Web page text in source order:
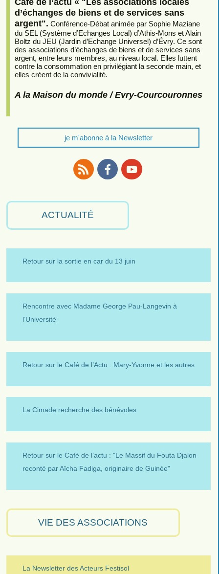
d’échanges de biens et de services sans
argent". Conférence-Débat animée par Sophie Maziane
du SEL (Système d’Echanges Local) d’Athis-Mons et Alain
Boltz du JEU (Jardin d’Echange Universel) d’Évry. Ce sont
des associations d’échanges de biens et de services sans
argent, entre leurs membres, au niveau local. Elles luttent
contre la consommation en privilégiant la seconde main, et
elles créent de la convivialité.
A la Maison du monde / Evry-Courcouronnes
je m'abonne à la Newsletter
ACTUALITÉ
Retour sur la sortie en car du 13 juin
Rencontre avec Madame George Pau-Langevin à
l’Université
Retour sur le Café de l’Actu : Mary-Yvonne et les autres
La Cimade recherche des bénévoles
Retour sur le Café de l’actu : "Le Massif du Fouta Djalon
reconté par Aïcha Fadiga, originaire de Guinée"
VIE DES ASSOCIATIONS
La Newsletter des Acteurs Festisol